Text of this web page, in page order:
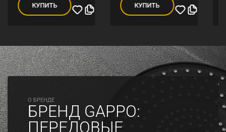
КУПИТЬ КУПИТЬ
O БРЕНДЕ
БРЕНД GAPPO:
ПЕРЕДОВЫЕ